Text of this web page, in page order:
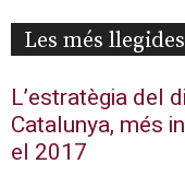
Les més llegides
L’estratègia del
Catalunya, més
el 2017